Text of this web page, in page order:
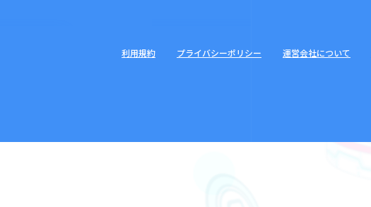
利用規約 プライバシーポリシー 運営会社について